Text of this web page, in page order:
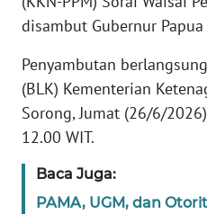
disambut Gubernur
Penyambutan
(BLK) Kementerian
Sorong, Jumat (26/6/
12.00 WIT.
Baca Juga:
PAMA, UGM, dan
REDAKSI
KARIR
DISCLAIMER
News
Regional